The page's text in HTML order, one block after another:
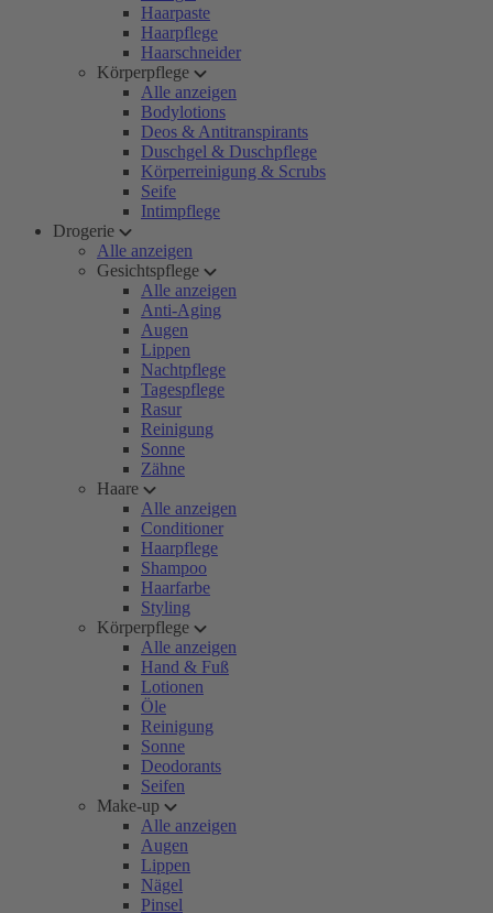
Haarpaste
Haarpflege
Haarschneider
Körperpflege
Alle anzeigen
Bodylotions
Deos & Antitranspirants
Duschgel & Duschpflege
Körperreinigung & Scrubs
Seife
Intimpflege
Drogerie
Alle anzeigen
Gesichtspflege
Alle anzeigen
Anti-Aging
Augen
Lippen
Nachtpflege
Tagespflege
Rasur
Reinigung
Sonne
Zähne
Haare
Alle anzeigen
Conditioner
Haarpflege
Shampoo
Haarfarbe
Styling
Körperpflege
Alle anzeigen
Hand & Fuß
Lotionen
Öle
Reinigung
Sonne
Deodorants
Seifen
Make-up
Alle anzeigen
Augen
Lippen
Nägel
Pinsel